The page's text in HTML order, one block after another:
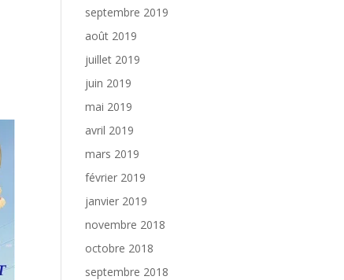
septembre 2019
août 2019
juillet 2019
juin 2019
mai 2019
avril 2019
mars 2019
février 2019
janvier 2019
novembre 2018
octobre 2018
septembre 2018